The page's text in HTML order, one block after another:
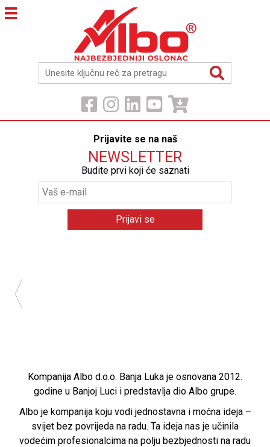
Prijavite se na naš
NEWSLETTER
Budite prvi koji će saznati
Kompanija Albo d.o.o. Banja Luka je osnovana 2012.
godine u Banjoj Luci i predstavlja dio Albo grupe.
Albo je kompanija koju vodi jednostavna i moćna ideja –
svijet bez povrijeda na radu. Ta ideja nas je učinila
vodećim profesionalcima na polju bezbjednosti na radu